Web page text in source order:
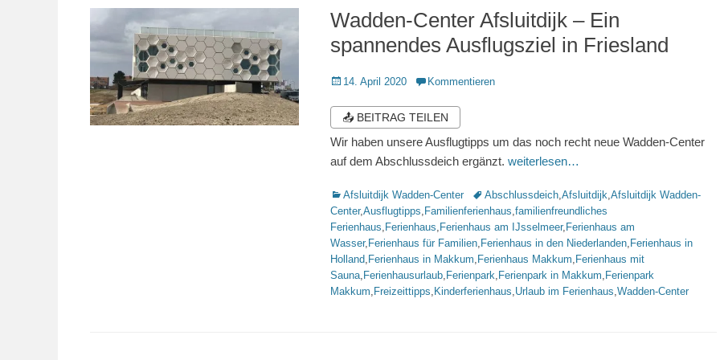
Wadden-Center Afsluitdijk – Ein
spannendes Ausflugsziel in Friesland
Veröffentlicht
14. April 2020 Kommentieren
📤 BEITRAG TEILEN
Wir haben unsere Ausflugtipps um das noch recht neue Wadden-Center
auf dem Abschlussdeich ergänzt. weiterlesen…
Kategorien
Afsluitdijk Wadden-Center Schlagworte
Abschlussdeich,Afsluitdijk,Afsluitdijk Wadden-
Center,Ausflugtipps, Familienferienhaus,familienfreundliches
Ferienhaus, Ferienhaus, Ferienhaus am IJsselmeer, Ferienhaus am
Wasser, Ferienhaus für Familien, Ferienhaus in den Niederlanden, Ferienhaus in
Holland, Ferienhaus in Makkum, Ferienhaus Makkum, Ferienhaus mit
Sauna, Ferienhausurlaub, Ferienpark, Ferienpark in Makkum, Ferienpark
Makkum, Freizeittipps, Kinderferienhaus,Urlaub im Ferienhaus,Wadden-Center